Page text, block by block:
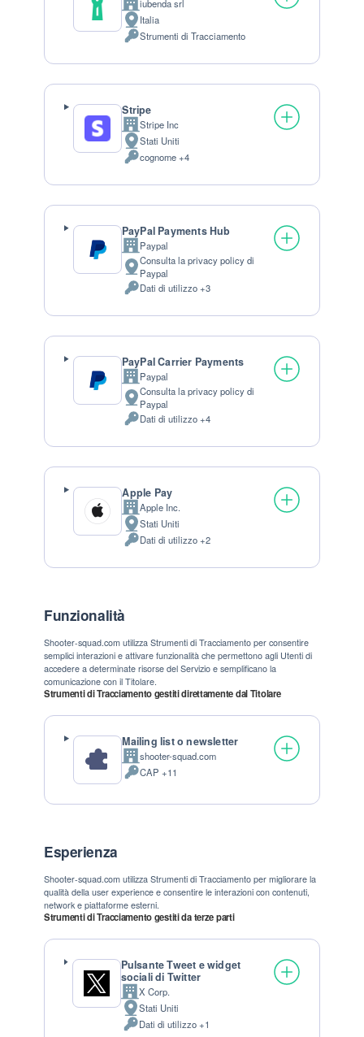
Azienda:iubenda srl
Luogo del trattamento:
Italia
Dati Personali trattati:
Strumenti di Tracciamento
Stripe
Azienda:Stripe Inc
Luogo del trattamento:
Stati Uniti
Dati Personali trattati:
cognome +4
PayPal Payments Hub
Azienda:
Paypal
Luogo del trattamento:
Consulta la privacy policy di
Paypal
Dati Personali trattati:
Dati di utilizzo +3
PayPal Carrier Payments
Azienda:
Paypal
Luogo del trattamento:
Consulta la privacy policy di
Paypal
Dati Personali trattati:
Dati di utilizzo +4
Apple Pay
Azienda:Apple Inc.
Luogo del trattamento:
Stati Uniti
Dati Personali trattati:
Dati di utilizzo +2
Funzionalità
Shooter-squad.com utilizza Strumenti di Tracciamento per consentire
semplici interazioni e attivare funzionalità che permettono agli Utenti di
accedere a determinate risorse del Servizio e semplificano la
comunicazione con il Titolare.
Strumenti di Tracciamento gestiti direttamente dal Titolare
Mailing list o newsletter
Azienda:shooter-squad.com
Dati Personali trattati:
CAP +11
Esperienza
Shooter-squad.com utilizza Strumenti di Tracciamento per migliorare la
qualità della user experience e consentire le interazioni con contenuti,
network e piattaforme esterni.
Strumenti di Tracciamento gestiti da terze parti
Pulsante Tweet e widget
sociali di Twitter
Azienda:
X Corp.
Luogo del trattamento:
Stati Uniti
Dati Personali trattati:
Dati di utilizzo +1